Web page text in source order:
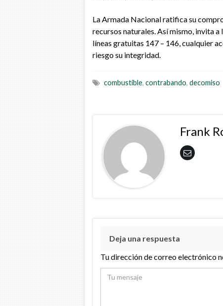
La Armada Nacional ratifica su
recursos naturales. Así mismo, invita a
líneas gratuitas 147 – 146, cualquier
riesgo su integridad.
combustible, contrabando, decomiso
Frank
Deja una respuesta
Tu dirección de correo electrónico